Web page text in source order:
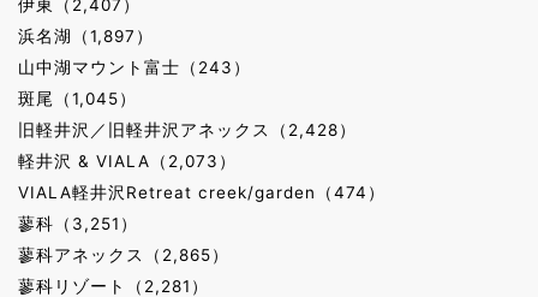
伊東（2,407）
浜名湖（1,897）
山中湖マウント富士（243）
斑尾（1,045）
旧軽井沢／旧軽井沢アネックス（2,428）
軽井沢 & VIALA（2,073）
VIALA軽井沢Retreat creek/garden（474）
蓼科（3,251）
蓼科アネックス（2,865）
蓼科リゾート（2,281）